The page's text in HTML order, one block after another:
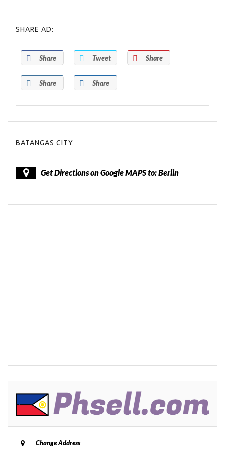
SHARE AD:
Share Tweet Share
Share Share
BATANGAS CITY
Get Directions on Google MAPS to: Berlin
Change Address